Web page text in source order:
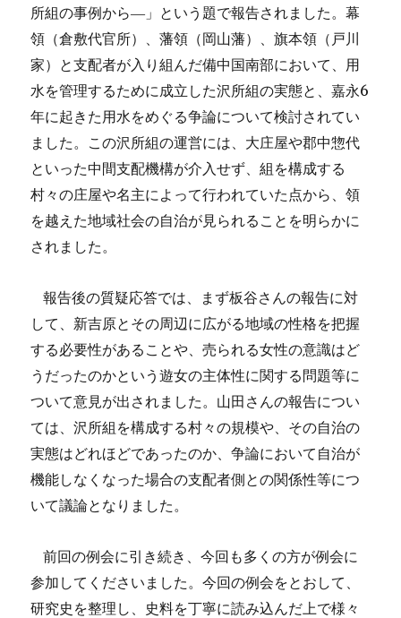
所組の事例から―」という題で報告されました。幕
領（倉敷代官所）、藩領（岡山藩）、旗本領（戸川
家）と支配者が入り組んだ備中国南部において、用
水を管理するために成立した沢所組の実態と、嘉永6
年に起きた用水をめぐる争論について検討されてい
ました。この沢所組の運営には、大庄屋や郡中惣代
といった中間支配機構が介入せず、組を構成する
村々の庄屋や名主によって行われていた点から、領
を越えた地域社会の自治が見られることを明らかに
されました。
報告後の質疑応答では、まず板谷さんの報告に対
して、新吉原とその周辺に広がる地域の性格を把握
する必要性があることや、売られる女性の意識はど
うだったのかという遊女の主体性に関する問題等に
ついて意見が出されました。山田さんの報告につい
ては、沢所組を構成する村々の規模や、その自治の
実態はどれほどであったのか、争論において自治が
機能しなくなった場合の支配者側との関係性等につ
いて議論となりました。
前回の例会に引き続き、今回も多くの方が例会に
参加してくださいました。今回の例会をとおして、
研究史を整理し、史料を丁寧に読み込んだ上で様々